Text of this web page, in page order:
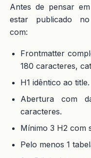
Antes de pensar
estar publicado no
com:
Frontmatter
180 caracteres,
H1 idêntico ao title.
Abertura com
caracteres.
Mínimo 3 H2 com
Pelo menos 1